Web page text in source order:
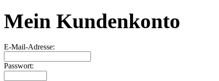
Mein Kundenkonto
E-Mail-Adresse:
Passwort: